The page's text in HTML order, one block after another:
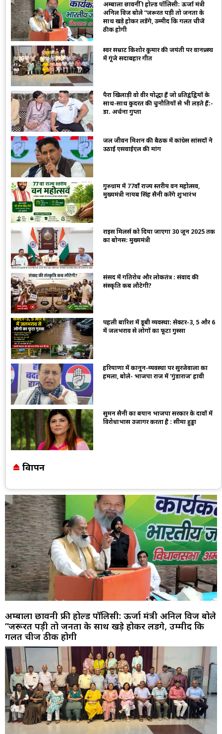
अम्बाला छावनी फ्री होल्ड पॉलिसी: ऊर्जा मंत्री
अनिल विज बोले “जरूरत पड़ी तो जनता के
साथ खड़े होकर लडेंगे, उम्मीद कि गलत चीजें
ठीक होगी
स्वर सम्राट किशोर कुमार की जयंती पर वानप्रस्थ
में गूंजे सदाबहार गीत
पैरा खिलाड़ी वो वीर योद्धा हैं जो प्रतिद्वंद्वियों के
साथ-साथ कुदरत की चुनौतियों से भी लड़ते हैं:-
डा. अर्चना गुप्ता
जल जीवन मिशन की बैठक में कांग्रेस सांसदों ने
उठाई एसवाईएल की मांग
गुरुग्राम में 77वाँ राज्य स्तरीय वन महोत्सव,
मुख्यमंत्री नायब सिंह सैनी करेंगे शुभारंभ
राइस मिलर्स को दिया जाएगा 30 जून 2025 तक
का बोनस: मुख्यमंत्री
संसद में गतिरोध और लोकतंत्र : संवाद की
संस्कृति कब लौटेगी?
पहली बारिश में डूबी व्यवस्था: सेक्टर-3, 5 और 6
में जलभराव से लोगों का फूटा गुस्सा
हरियाणा में कानून-व्यवस्था पर सुरजेवाला का
हमला, बोले- भाजपा राज में ‘गुंडाराज’ हावी
सुमन सैनी का बयान भाजपा सरकार के दावों में
विरोधाभास उजागर करता है : सीमा हुड्डा
विज्ञापन
अम्बाला छावनी फ्री होल्ड पॉलिसी: ऊर्जा मंत्री अनिल विज बोले
“जरूरत पड़ी तो जनता के साथ खड़े होकर लडेंगे, उम्मीद कि
गलत चीजें ठीक होगी